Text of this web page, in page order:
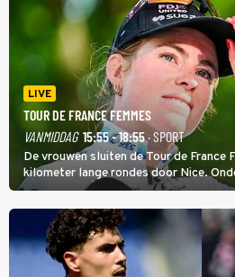
LIVE
TOUR DE FRANCE FEMMES
VANMIDDAG 15:55 - 18:55· SPORT
De vrouwen sluiten de Tour de France
kilometer lange rondes door Nice.
zware Col d'Èze. Aan de finish op de
de eindwinnaar de laatste gele trui.